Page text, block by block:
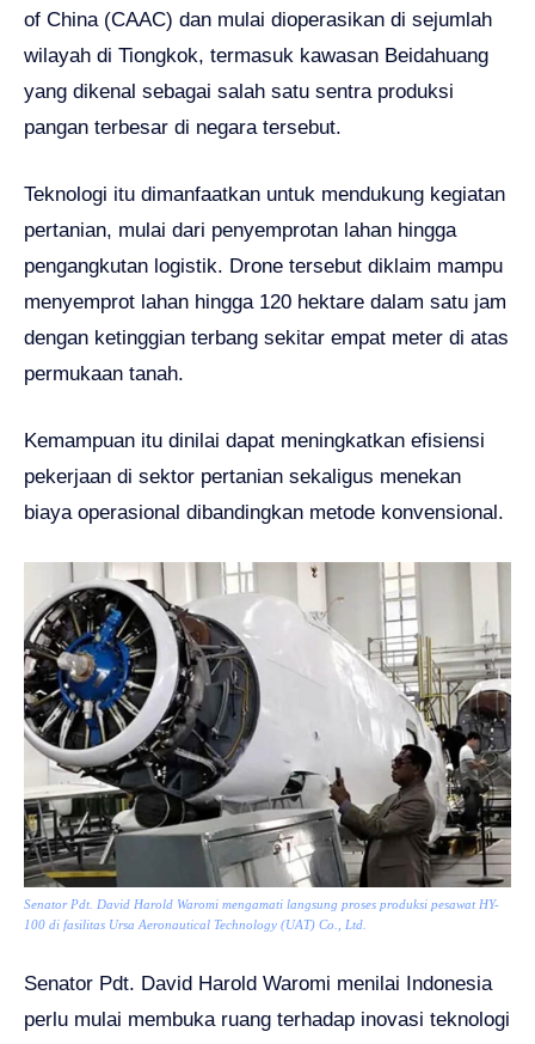
of China (CAAC) dan mulai dioperasikan di sejumlah
wilayah di Tiongkok, termasuk kawasan Beidahuang
yang dikenal sebagai salah satu sentra produksi
pangan terbesar di negara tersebut.
Teknologi itu dimanfaatkan untuk mendukung kegiatan
pertanian, mulai dari penyemprotan lahan hingga
pengangkutan logistik. Drone tersebut diklaim mampu
menyemprot lahan hingga 120 hektare dalam satu jam
dengan ketinggian terbang sekitar empat meter di atas
permukaan tanah.
Kemampuan itu dinilai dapat meningkatkan efisiensi
pekerjaan di sektor pertanian sekaligus menekan
biaya operasional dibandingkan metode konvensional.
Senator Pdt. David Harold Waromi mengamati langsung proses produksi pesawat HY-
100 di fasilitas Ursa Aeronautical Technology (UAT) Co., Ltd.
Senator Pdt. David Harold Waromi menilai Indonesia
perlu mulai membuka ruang terhadap inovasi teknologi